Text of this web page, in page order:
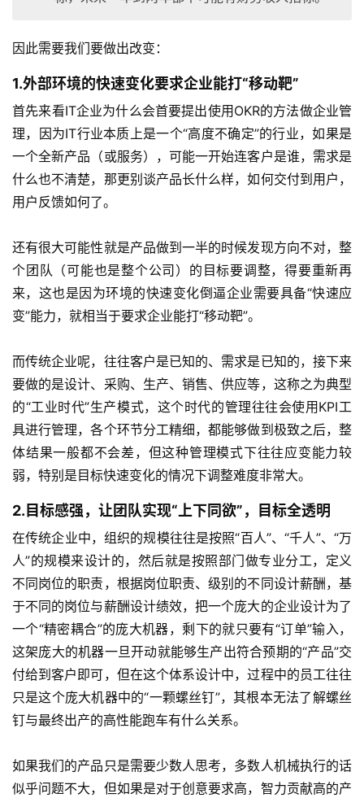
因此需要我们要做出改变：
1.外部环境的快速变化要求企业能打“移动靶”
首先来看IT企业为什么会首要提出使用OKR的方法做企业管
理，因为IT行业本质上是一个“高度不确定”的行业，如果是
一个全新产品（或服务），可能一开始连客户是谁，需求是
什么也不清楚，那更别谈产品长什么样，如何交付到用户，
用户反馈如何了。
还有很大可能性就是产品做到一半的时候发现方向不对，整
个团队（可能也是整个公司）的目标要调整，得要重新再
来，这也是因为环境的快速变化倒逼企业需要具备“快速应
变”能力，就相当于要求企业能打“移动靶”。
而传统企业呢，往往客户是已知的、需求是已知的，接下来
要做的是设计、采购、生产、销售、供应等，这称之为典型
的“工业时代”生产模式，这个时代的管理往往会使用KPI工
具进行管理，各个环节分工精细，都能够做到极致之后，整
体结果一般都不会差，但这种管理模式下往往应变能力较
弱，特别是目标快速变化的情况下调整难度非常大。
2.目标感强，让团队实现“上下同欲”，目标全透明
在传统企业中，组织的规模往往是按照“百人”、“千人”、“万
人”的规模来设计的，然后就是按照部门做专业分工，定义
不同岗位的职责，根据岗位职责、级别的不同设计薪酬，基
于不同的岗位与薪酬设计绩效，把一个庞大的企业设计为了
一个“精密耦合”的庞大机器，剩下的就只要有“订单”输入，
这架庞大的机器一旦开动就能够生产出符合预期的“产品”交
付给到客户即可，但在这个体系设计中，过程中的员工往往
只是这个庞大机器中的“一颗螺丝钉”，其根本无法了解螺丝
钉与最终出产的高性能跑车有什么关系。
如果我们的产品只是需要少数人思考，多数人机械执行的话
似乎问题不大，但如果是对于创意要求高，智力贡献高的产